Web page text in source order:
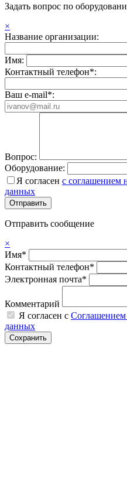
Задать вопрос по
×
Название организации:
Имя:
Контактный телефон*:
Ваш e-mail*:
Вопрос:
Оборудование:
Я согласен с соглашением
данных
Отправить сообщение
×
Имя*
Контактный телефон*
Электронная почта*
Комментарий
Я согласен с Соглашением
данных